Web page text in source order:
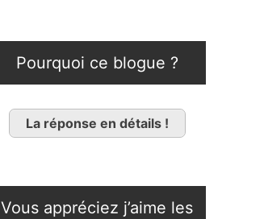
Pourquoi ce blogue ?
La réponse en détails !
Vous appréciez j’aime les